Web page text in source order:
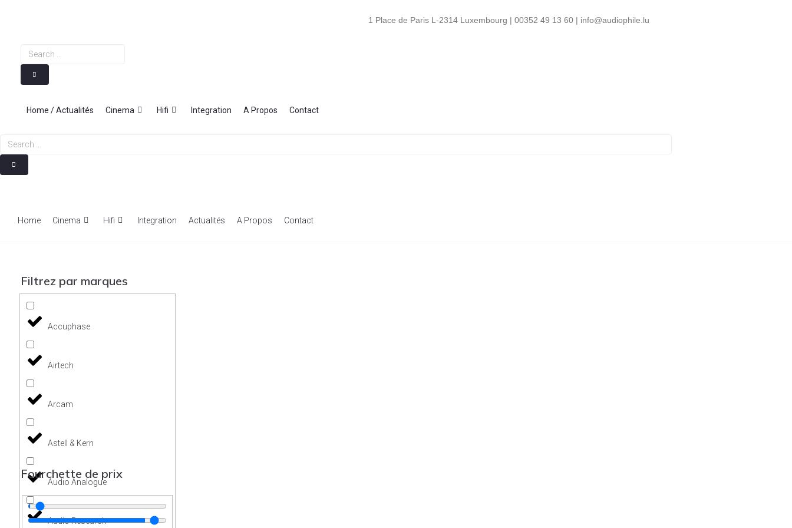
1 Place de Paris L-2314 Luxembourg | 00352 49 13 60 | info@audiophile.lu
Search
…
Home / Actualités Cinema Hifi Integration A Propos Contact
Search
…
Home Cinema Hifi Integration Actualités A Propos Contact
Filtrez par marques
Accuphase
Airtech
Arcam
Astell & Kern
Audio Analogue
Audio Research
Fourchette de prix